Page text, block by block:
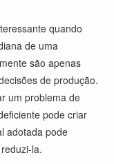
quando
de uma
são apenas
de produção.
um problema de
pode criar
adotada pode
la.